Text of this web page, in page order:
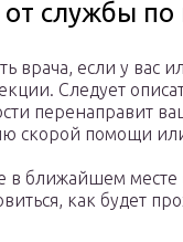
службы
врача, если у вас
Следует
перенаправит
скорой помощи
в ближайшем месте
как будет